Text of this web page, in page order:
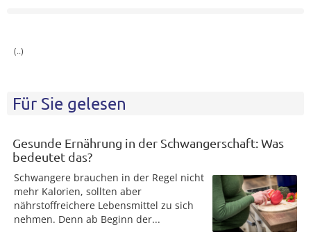
(..)
Für Sie gelesen
Gesunde Ernährung in der Schwangerschaft: Was
bedeutet das?
Schwangere brauchen in der Regel nicht
mehr Kalorien, sollten aber
nährstoffreichere Lebensmittel zu sich
nehmen. Denn ab Beginn der...